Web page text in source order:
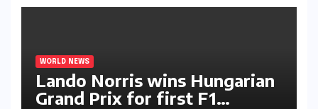
WORLD NEWS
Lando Norris wins Hungarian
Grand Prix for first F1